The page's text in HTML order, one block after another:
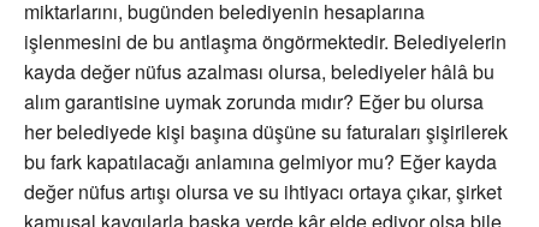
miktarlarını, bugünden belediyenin hesaplarına
işlenmesini de bu antlaşma öngörmektedir. Belediyelerin
kayda değer nüfus azalması olursa, belediyeler hâlâ bu
alım garantisine uymak zorunda mıdır? Eğer bu olursa
her belediyede kişi başına düşüne su faturaları şişirilerek
bu fark kapatılacağı anlamına gelmiyor mu? Eğer kayda
değer nüfus artışı olursa ve su ihtiyacı ortaya çıkar, şirket